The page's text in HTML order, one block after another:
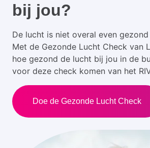
bij jou?
De lucht is niet overal even
Met de Gezonde Lucht Check van
hoe gezond de lucht bij jou in de
voor deze check komen van het
Doe de Gezonde Lucht Check